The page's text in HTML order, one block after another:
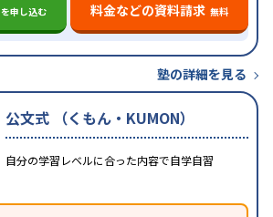
を申し込む 料金などの資料請求 無料
塾の詳細を見る
公文式 （くもん・KUMON）
自分の学習レベルに合った内容で自学自習